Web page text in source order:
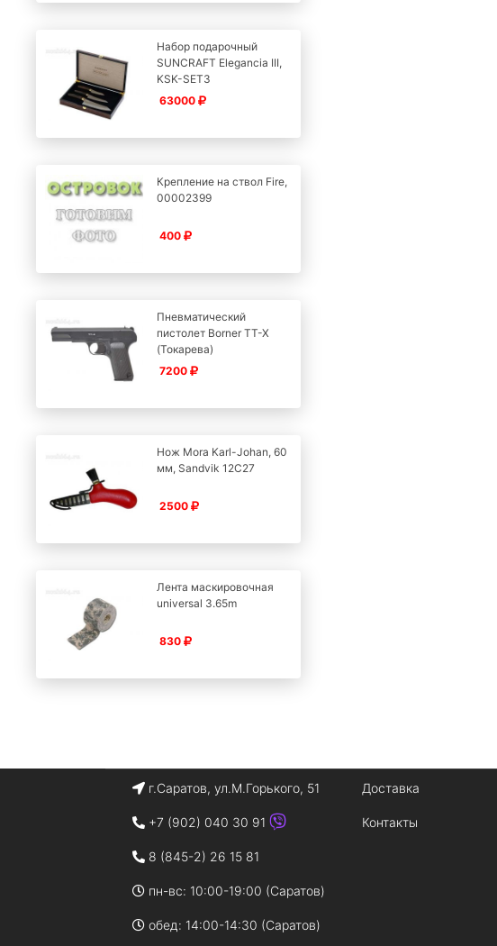
Набор подарочный
SUNCRAFT Elegancia III,
KSK-SET3
63000
Крепление на ствол Fire,
00002399
400
Пневматический
пистолет Borner TT-X
(Токарева)
7200
Нож Mora Karl-Johan, 60
мм, Sandvik 12C27
2500
Лента маскировочная
universal 3.65m
830
г.Саратов, ул.М.Горького, 51
+7 (902) 040 30 91
8 (845-2) 26 15 81
пн-вс: 10:00-19:00 (Саратов)
обед: 14:00-14:30 (Саратов)
Доставка
Контакты